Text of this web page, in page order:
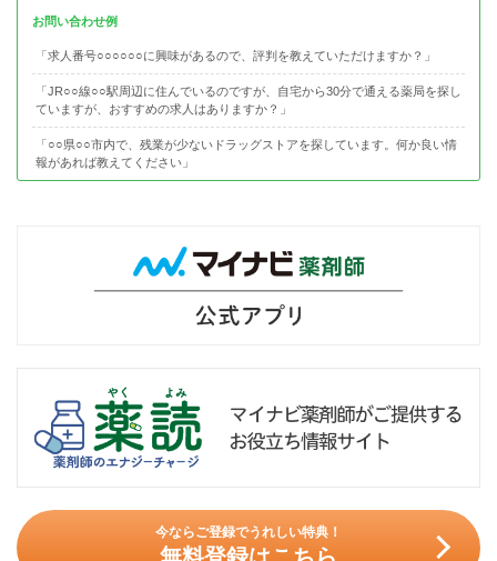
お問い合わせ例
「求人番号○○○○○○に興味があるので、評判を教えていただけますか？」
「JR○○線○○駅周辺に住んでいるのですが、自宅から30分で通える薬局を探し
ていますが、おすすめの求人はありますか？」
「○○県○○市内で、残業が少ないドラッグストアを探しています。何か良い情
報があれば教えてください」
今ならご登録でうれしい特典！
無料登録はこちら